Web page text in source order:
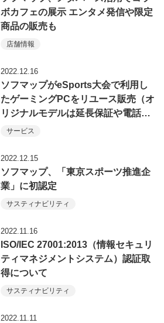
ボカフェの展示 エンタメ発信や限定
商品の販売も
店舗情報
2022.12.16
ソフマップがeSports大会で利用し
たゲーミングPCをリユース販売（オ
リジナルモデルは延長保証や電話…
サービス
2022.12.15
ソフマップ、「東京スポーツ推進企
業」に初認定
サスティナビリティ
2022.11.16
ISO/IEC 27001:2013（情報セキュリ
ティマネジメントシステム）認証取
得について
サスティナビリティ
2022.11.11